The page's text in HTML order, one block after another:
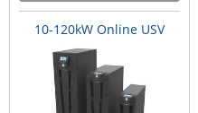
10-120kW Online USV